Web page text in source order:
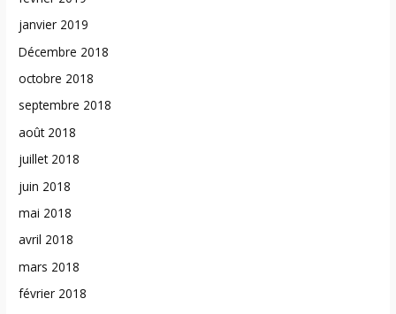
janvier 2019
Décembre 2018
octobre 2018
septembre 2018
août 2018
juillet 2018
juin 2018
mai 2018
avril 2018
mars 2018
février 2018